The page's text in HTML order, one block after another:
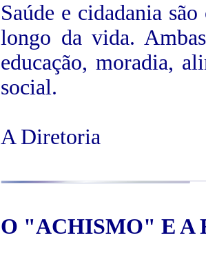
Saúde e cidadania
longo da vida.
educação, moradia,
social.
A Diretoria
O "ACHISMO" E A